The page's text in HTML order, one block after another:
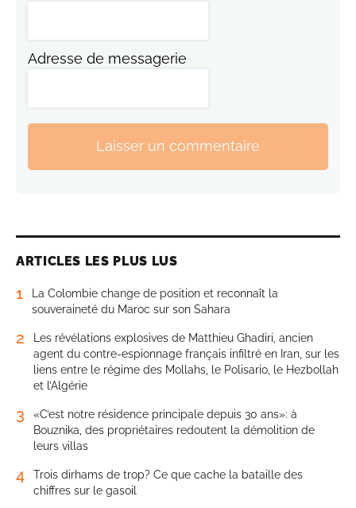
Adresse de messagerie
Laisser un commentaire
ARTICLES LES PLUS LUS
1
La Colombie change de position et reconnaît la
souveraineté du Maroc sur son Sahara
2
Les révélations explosives de Matthieu Ghadiri, ancien
agent du contre-espionnage français infiltré en Iran, sur les
liens entre le régime des Mollahs, le Polisario, le Hezbollah
et l’Algérie
3
«C’est notre résidence principale depuis 30 ans»: à
Bouznika, des propriétaires redoutent la démolition de
leurs villas
4
Trois dirhams de trop? Ce que cache la bataille des
chiffres sur le gasoil